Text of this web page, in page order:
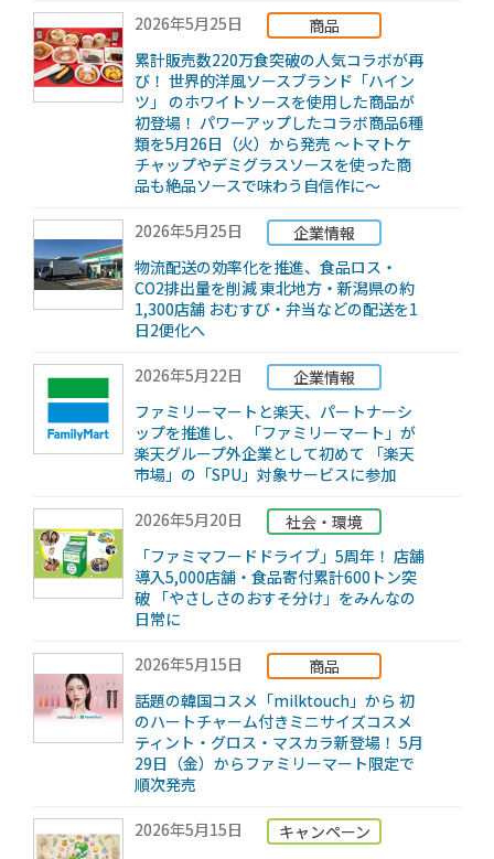
2026年5月25日
商品
累計販売数220万食突破の人気コラボが再
び！ 世界的洋風ソースブランド「ハイン
ツ」 のホワイトソースを使用した商品が
初登場！ パワーアップしたコラボ商品6種
類を5月26日（火）から発売 ～トマトケ
チャップやデミグラスソースを使った商
品も絶品ソースで味わう自信作に～
2026年5月25日
企業情報
物流配送の効率化を推進、食品ロス・
CO2排出量を削減 東北地方・新潟県の約
1,300店舗 おむすび・弁当などの配送を1
日2便化へ
2026年5月22日
企業情報
ファミリーマートと楽天、パートナーシ
ップを推進し、 「ファミリーマート」が
楽天グループ外企業として初めて 「楽天
市場」の「SPU」対象サービスに参加
2026年5月20日
社会・環境
「ファミマフードドライブ」5周年！ 店舗
導入5,000店舗・食品寄付累計600トン突
破 「やさしさのおすそ分け」をみんなの
日常に
2026年5月15日
商品
話題の韓国コスメ「milktouch」から 初
のハートチャーム付きミニサイズコスメ
ティント・グロス・マスカラ新登場！ 5月
29日（金）からファミリーマート限定で
順次発売
2026年5月15日
キャンペーン